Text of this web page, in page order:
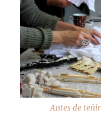
Antes de teñir